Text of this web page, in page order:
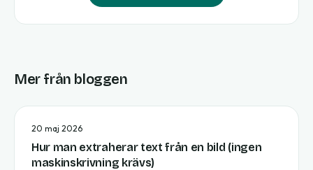
Mer från bloggen
20 maj 2026
Hur man extraherar text från en bild (ingen
maskinskrivning krävs)